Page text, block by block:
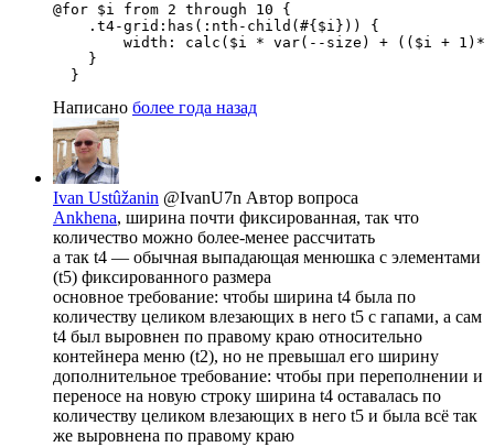
@for $i from 2 through 10 {
    .t4-grid:has(:nth-child(#{$i})) {
width: calc($i * var(--size) + (($i + 1)*
    }
  }
Написано более года назад
Ivan Ustûžanin @IvanU7n Автор вопроса
Ankhena, ширина почти фиксированная, так что
количество можно более-менее рассчитать
а так t4 — обычная выпадающая менюшка с элементами
(t5) фиксированного размера
основное требование: чтобы ширина t4 была по
количеству целиком влезающих в него t5 с гапами, а сам
t4 был выровнен по правому краю относительно
контейнера меню (t2), но не превышал его ширину
дополнительное требование: чтобы при переполнении и
переносе на новую строку ширина t4 оставалась по
количеству целиком влезающих в него t5 и была всё так
же выровнена по правому краю